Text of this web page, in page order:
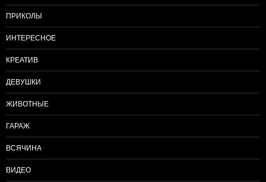
ПРИКОЛЫ
ИНТЕРЕСНОЕ
КРЕАТИВ
ДЕВУШКИ
ЖИВОТНЫЕ
ГАРАЖ
ВСЯЧИНА
ВИДЕО